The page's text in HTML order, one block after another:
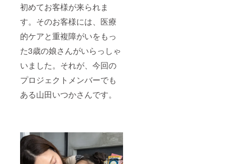
初めてお客様が来られま
す。そのお客様には、医療
的ケアと重複障がいをもっ
た3歳の娘さんがいらっしゃ
いました。それが、今回の
プロジェクトメンバーでも
ある山田いつかさんです。